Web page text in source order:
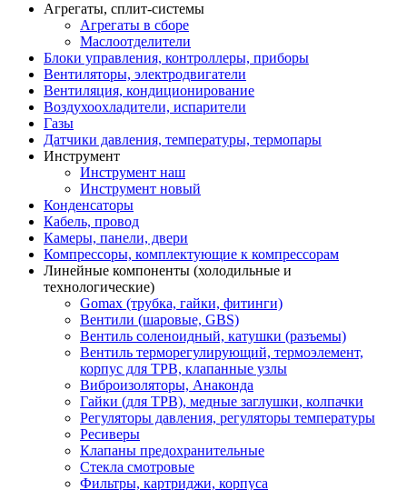
Агрегаты, сплит-системы
Агрегаты в сборе
Маслоотделители
Блоки управления, контроллеры, приборы
Вентиляторы, электродвигатели
Вентиляция, кондиционирование
Воздухоохладители, испарители
Газы
Датчики давления, температуры, термопары
Инструмент
Инструмент наш
Инструмент новый
Конденсаторы
Кабель, провод
Камеры, панели, двери
Компрессоры, комплектующие к компрессорам
Линейные компоненты (холодильные и
технологические)
Gomax (трубка, гайки, фитинги)
Вентили (шаровые, GBS)
Вентиль соленоидный, катушки (разъемы)
Вентиль терморегулирующий, термоэлемент,
корпус для ТРВ, клапанные узлы
Виброизоляторы, Анаконда
Гайки (для ТРВ), медные заглушки, колпачки
Регуляторы давления, регуляторы температуры
Ресиверы
Клапаны предохранительные
Стекла смотровые
Фильтры, картриджи, корпуса